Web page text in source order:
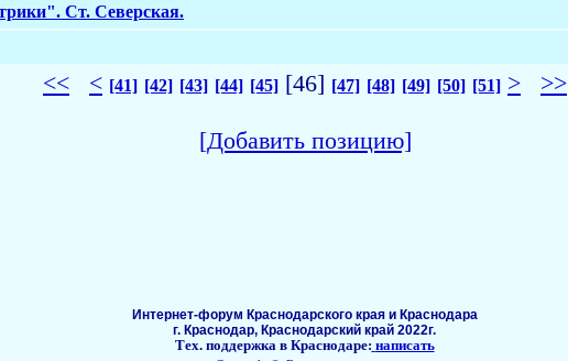
Ст. Северская.
<< < [41] [42] [43] [44] [45] [46] [47] [48] [49] [50] [51] >
>>
[Добавить позицию]
Интернет-форум Краснодарского края и Краснодара
г. Краснодар, Краснодарский край 2022г.
Тех. поддержка в Краснодаре: написать